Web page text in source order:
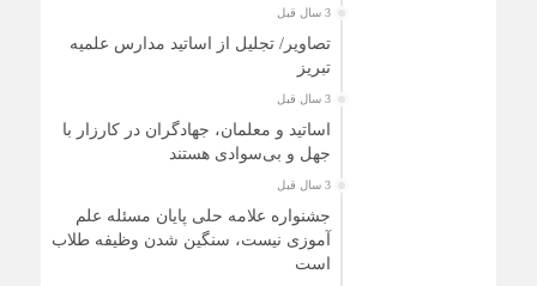
3 سال قبل
تصاویر/ تجلیل از اساتید مدارس علمیه
تبریز
3 سال قبل
اساتید و معلمان، جهادگران در کارزار با
جهل و بی‌سوادی هستند
3 سال قبل
جشنواره علامه حلی پایان مسئله علم
آموزی نیست، سنگین شدن وظیفه طلاب
است